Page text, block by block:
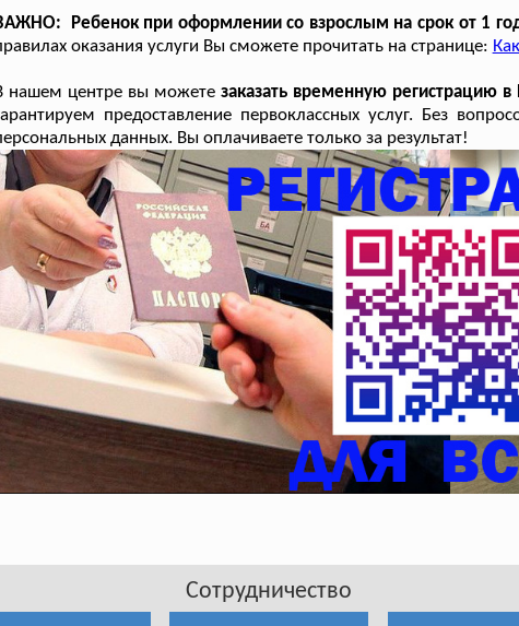
Ребенок при оформлении со взрослым на срок от 1
оказания услуги Вы сможете прочитать на странице:
нашем центре вы можете заказать временную регистрацию в
предоставление первоклассных услуг. Без
данных. Вы оплачиваете только за результат!
Сотрудничество